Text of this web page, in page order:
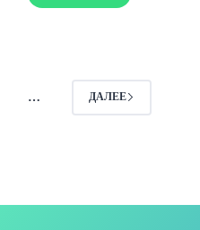
… ДАЛЕЕ